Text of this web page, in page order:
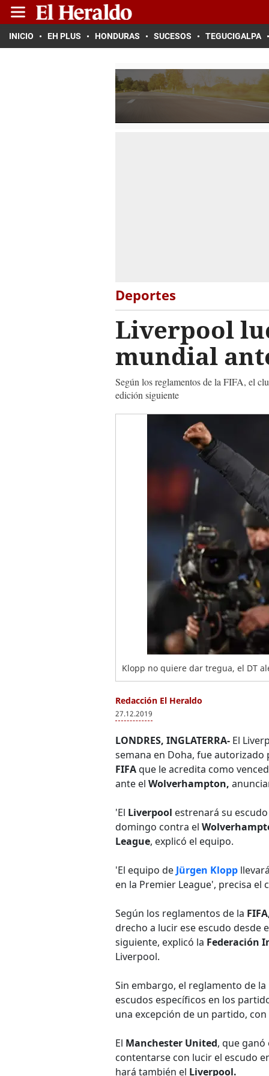
INICIO EH PLUS HONDURAS SUCESOS TEGUCIGALPA
Deportes
Liverpool
mundial
Según los reglamentos de la FIFA, el
edición siguiente
Klopp no quiere dar tregua, el DT
Redacción El Heraldo
27.12.2019
LONDRES, INGLATERRA- El
semana en Doha, fue
FIFAque le acredita como
ante el Wolverhampton,
'El Liverpool estrenará su
domingo contra el
League, explicó el equipo.
'El equipo de Jürgen Klopp
en la Premier League', precisa el
Según los reglamentos de la
drecho a lucir ese escudo desde
siguiente, explicó la Federación
Liverpool.
Sin embargo, el reglamento de la
escudos específicos en los
una excepción de un partido,
El Manchester United, que
contentarse con lucir el escudo
hará también el Liverpool.